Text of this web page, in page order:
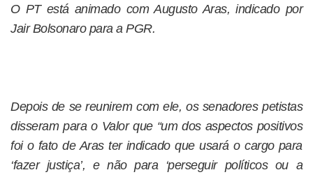
O PT está animado com Augusto Aras, indicado por
Jair Bolsonaro para a PGR.
Depois de se reunirem com ele, os senadores petistas
disseram para o Valor que “um dos aspectos positivos
foi o fato de Aras ter indicado que usará o cargo para
‘fazer justiça’, e não para ‘perseguir políticos ou a